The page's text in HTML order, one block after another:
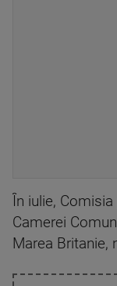
În iulie,
Camerei
Marea Britanie,